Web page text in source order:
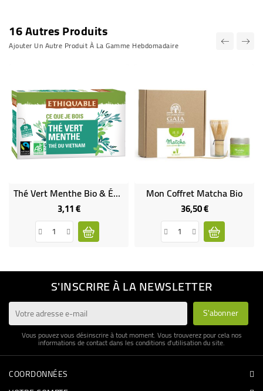
16 Autres Produits
Ajouter Un Autre Produit À La Gamme Hebdomadaire
Thé Vert Menthe Bio & Équitable
3,11 €Prix
Mon Coffret Matcha Bio
36,50 €Prix
S'INSCRIRE À LA NEWSLETTER
Vous pouvez vous désinscrire à tout moment. Vous trouverez pour cela nos
informations de contact dans les conditions d'utilisation du site.
COORDONNÉES